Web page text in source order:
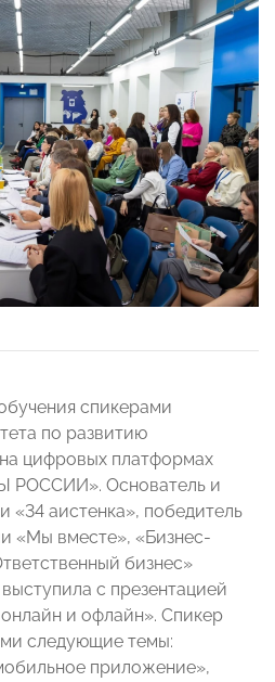
спикерами
по развитию
цифровых платформах
РОССИИ». Основатель и
«34 аистенка», победитель
«Мы вместе», «Бизнес-
бизнес»
выступила с презентацией
и офлайн». Спикер
следующие темы:
приложение»,